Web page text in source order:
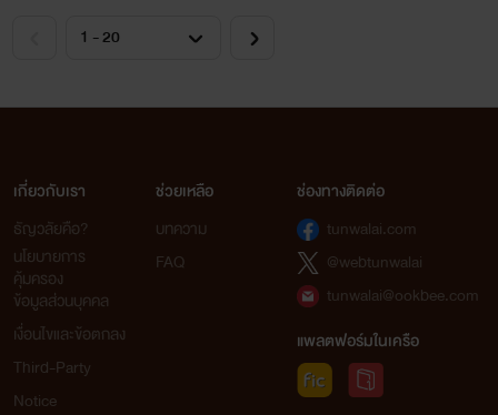
เกี่ยวกับเรา
ธัญวลัยคือ?
นโยบายการ
คุ้มครอง
ข้อมูลส่วนบุคคล
เงื่อนไขและข้อตกลง
Third-Party
Notice
ช่วยเหลือ
บทความ
FAQ
ช่องทางติดต่อ
tunwalai.com
@webtunwalai
tunwalai@ookbee.com
แพลตฟอร์มในเครือ